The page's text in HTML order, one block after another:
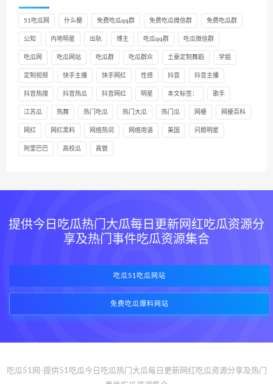
51吃瓜网 什么梗 免费吃瓜qq群 免费吃瓜微信群 免费吃瓜群
公知 内地明星 出轨 博主 吃瓜qq群 吃瓜微信群
吃瓜网 吃瓜网站 吃瓜群 吃瓜群众 土豪定制舞蹈 学姐
定制视频 快手主播 快手网红 性感 抖音 抖音主播
抖音热搜 抖音热瓜 抖音网红 明星 本文标签： 歌手
江苏瓜 热舞 热门吃瓜 热门大瓜 热门瓜 网梗 网梗百科
网红 网红黑料 网络热词 网络用语 美国 问题明星
阿里巴巴 高校瓜 高管
提供今日吃瓜热门大瓜每日更新网红吃瓜资源分
享及热门事件吃瓜资源集合
吃瓜51吃瓜网站
免费吃瓜爆料网站
吃瓜51网-提供51吃瓜今日吃瓜热门大瓜每日更新网红吃瓜资源分享及热门